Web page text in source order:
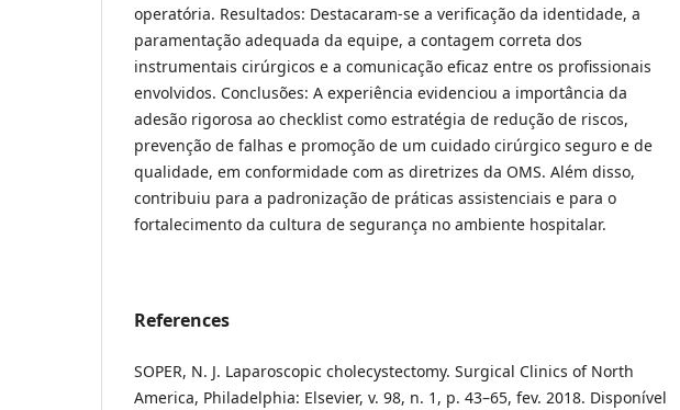
operatória. Resultados: Destacaram-se a verificação da identidade, a
paramentação adequada da equipe, a contagem correta dos
instrumentais cirúrgicos e a comunicação eficaz entre os profissionais
envolvidos. Conclusões: A experiência evidenciou a importância da
adesão rigorosa ao checklist como estratégia de redução de riscos,
prevenção de falhas e promoção de um cuidado cirúrgico seguro e de
qualidade, em conformidade com as diretrizes da OMS. Além disso,
contribuiu para a padronização de práticas assistenciais e para o
fortalecimento da cultura de segurança no ambiente hospitalar.
References
SOPER, N. J. Laparoscopic cholecystectomy. Surgical Clinics of North
America, Philadelphia: Elsevier, v. 98, n. 1, p. 43–65, fev. 2018. Disponível